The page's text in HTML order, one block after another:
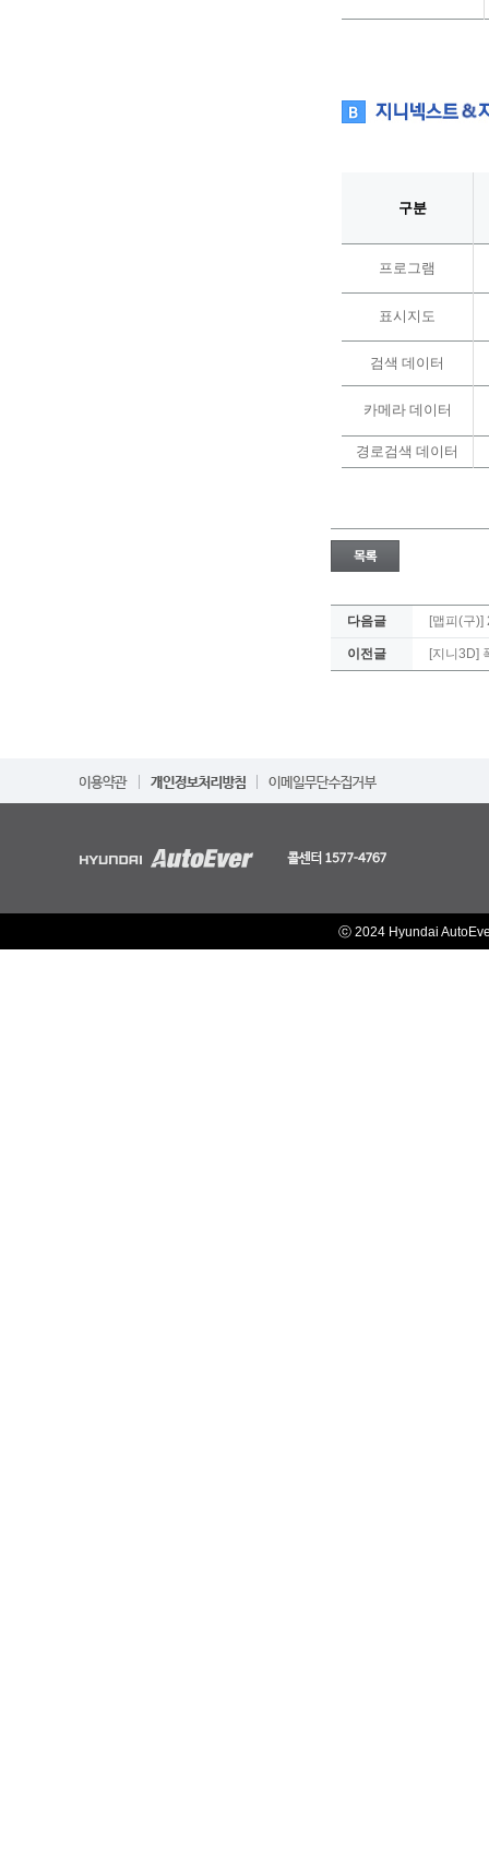
구분
프로그램
표시지도
검색 데이터
카메라 데이터
경로검색 데이터
다음글 [맵피(구
이전글 [지니3D]
ⓒ 2024 Hyundai